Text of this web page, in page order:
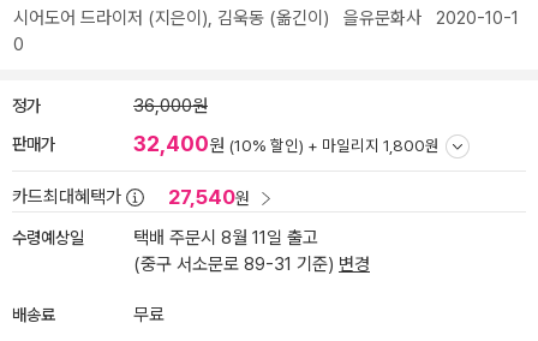
시어도어 드라이저 (지은이), 김욱동 (옮긴이) 을유문화사 2020-10-1
0
정가 36,000원
판매가 32,400원 (10% 할인) + 마일리지 1,800원
카드최대혜택가 27,540원
수령예상일
택배 주문시 8월 11일 출고
(중구 서소문로 89-31 기준) 변경
배송료 무료